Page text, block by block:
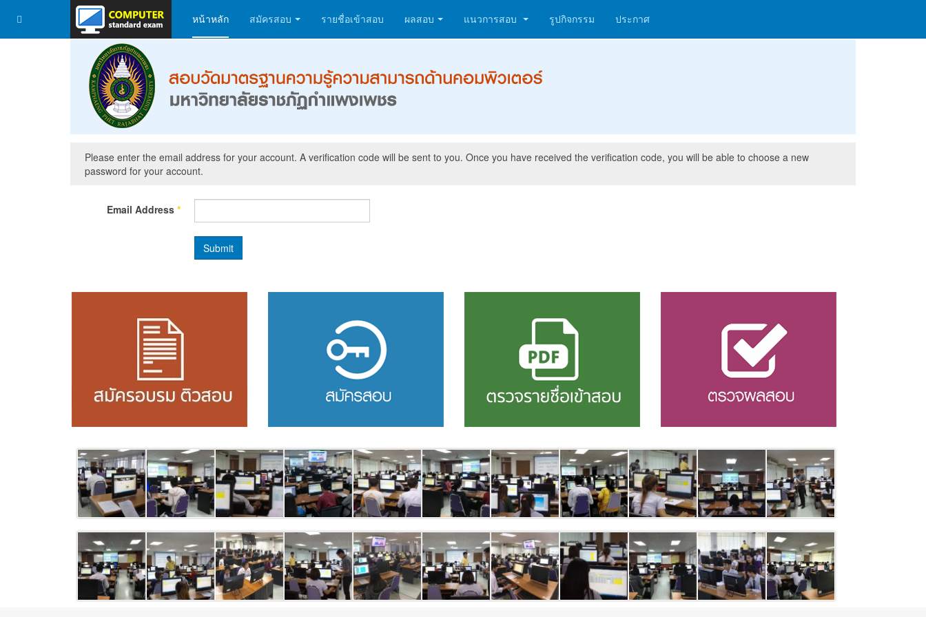
หน้าหลัก สมัครสอบ รายชื่อเข้าสอบ ผลสอบ แนวการสอบ รูปกิจกรรม ประกาศ
Please enter the email address for your account. A verification code will be sent to you. Once you have received the verification code, you will be able to choose a new
password for your account.
Email Address *
Submit